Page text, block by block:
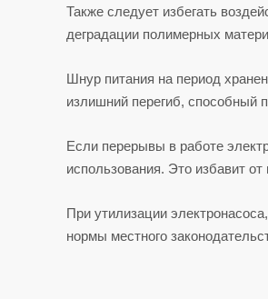
Также следует избегать
деградации полимерных
Шнур питания на период
излишний перегиб, способный
Если перерывы в работе
использования. Это избавит
При утилизации
нормы местного